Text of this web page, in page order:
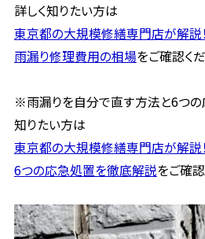
詳しく知りたい方は
東京都の大規模修繕専門店が解説
雨漏り修理費用の相場をご確認くだ
※雨漏りを自分で直す方法と6つの
知りたい方は
東京都の大規模修繕専門店が解説
6つの応急処置を徹底解説をご確認